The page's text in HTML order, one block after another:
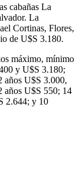
cabañas La
La
Cortinas, Flores,
de U$S 3.180.
máximo, mínimo
y U$S 3.180;
años U$S 3.000,
años U$S 550; 14
2.644; y 10